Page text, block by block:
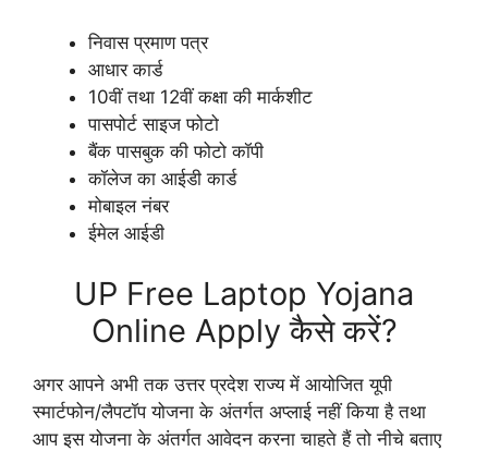
निवास प्रमाण पत्र
आधार कार्ड
10वीं तथा 12वीं कक्षा की मार्कशीट
पासपोर्ट साइज फोटो
बैंक पासबुक की फोटो कॉपी
कॉलेज का आईडी कार्ड
मोबाइल नंबर
ईमेल आईडी
UP Free Laptop Yojana
Online Apply कैसे करें?
अगर आपने अभी तक उत्तर प्रदेश राज्य में आयोजित यूपी
स्मार्टफोन/लैपटॉप योजना के अंतर्गत अप्लाई नहीं किया है तथा
आप इस योजना के अंतर्गत आवेदन करना चाहते हैं तो नीचे बताए